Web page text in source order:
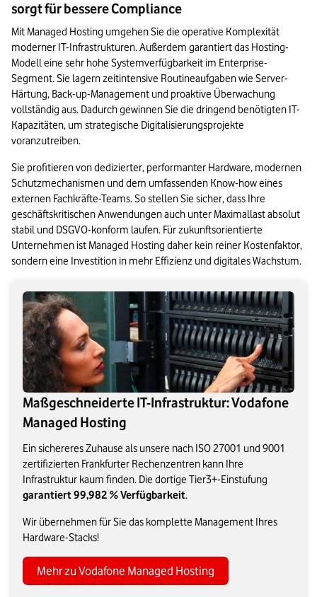
sorgt für bessere Compliance
Mit Managed Hosting umgehen Sie die operative Komplexität
moderner IT-Infrastrukturen. Außerdem garantiert das Hosting-
Modell eine sehr hohe Systemverfügbarkeit im Enterprise-
Segment. Sie lagern zeitintensive Routineaufgaben wie Server-
Härtung, Back-up-Management und proaktive Überwachung
vollständig aus. Dadurch gewinnen Sie die dringend benötigten IT-
Kapazitäten, um strategische Digitalisierungsprojekte
voranzutreiben.
Sie profitieren von dedizierter, performanter Hardware, modernen
Schutzmechanismen und dem umfassenden Know-how eines
externen Fachkräfte-Teams. So stellen Sie sicher, dass Ihre
geschäftskritischen Anwendungen auch unter Maximallast absolut
stabil und DSGVO-konform laufen. Für zukunftsorientierte
Unternehmen ist Managed Hosting daher kein reiner Kostenfaktor,
sondern eine Investition in mehr Effizienz und digitales Wachstum.
Maßgeschneiderte IT-Infrastruktur: Vodafone
Managed Hosting
Ein sichereres Zuhause als unsere nach ISO 27001 und 9001
zertifizierten Frankfurter Rechenzentren kann Ihre
Infrastruktur kaum finden. Die dortige Tier3+-Einstufung
garantiert 99,982 % Verfügbarkeit.
Wir übernehmen für Sie das komplette Management Ihres
Hardware-Stacks!
Mehr zu Vodafone Managed Hosting